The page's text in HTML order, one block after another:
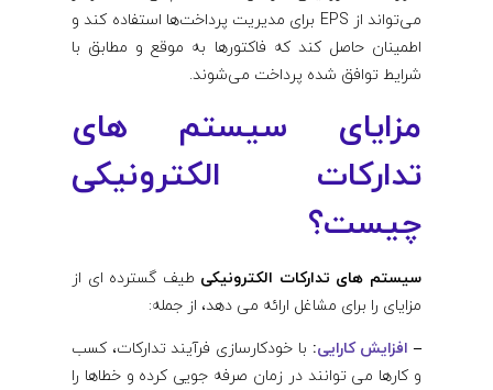
می‌تواند از EPS برای مدیریت پرداخت‌ها استفاده کند و
اطمینان حاصل کند که فاکتورها به موقع و مطابق با
شرایط توافق شده پرداخت می‌شوند.
مزایای سیستم های
تدارکات الکترونیکی
چیست؟
سیستم های تدارکات الکترونیکی طیف گسترده ای از
مزایای را برای مشاغل ارائه می دهد، از جمله:
– افزایش کارایی: با خودکارسازی فرآیند تدارکات، کسب
و کارها می توانند در زمان صرفه جویی کرده و خطاها را